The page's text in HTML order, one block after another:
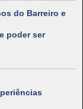
do Barreiro e
poder ser